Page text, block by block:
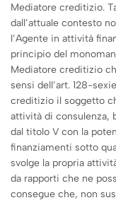
Mediatore creditizio.
dall’attuale contesto
l’Agente in attività
principio del
Mediatore creditizio
sensi dell’art. 128-
creditizio il soggetto
attività di consulenza,
dal titolo V con la
finanziamenti sotto
svolge la propria
da rapporti che ne
consegue che, non